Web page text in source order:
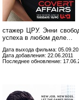
стажер ЦРУ. Энни
успеха в любом деле…
Дата выхода фильма:
Дата добавления: 22.06.2011
Последнее обновление: